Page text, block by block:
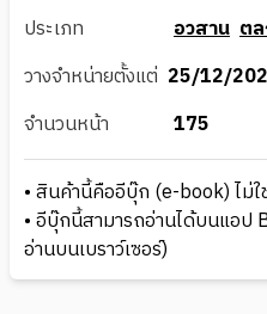
ประเภท
อวสาน ต
วางจำหน่ายตั้งแต่ 25/12/
จำนวนหน้า
175
• สินค้านี้คืออีบุ๊ก (e-book) ไม่
• อีบุ๊กนี้สามารถอ่านได้บนแอป
อ่านบนเบราว์เซอร์)